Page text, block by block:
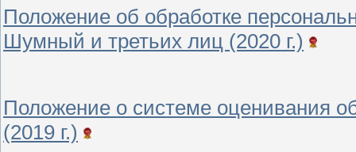
Положение об обработке
Шумный и третьих лиц (2020 г.)
Положение о системе оценивания
(2019 г.)